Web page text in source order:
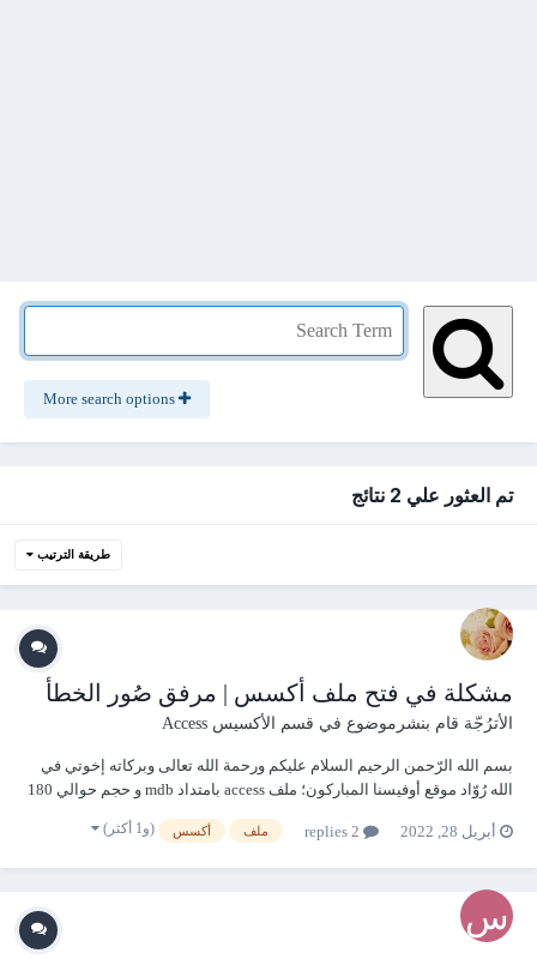
تم العثور علي 2 نتائج
طريقة الترتيب
مشكلة في فتح ملف أكسس | مرفق صُور الخطأ
الأترُجّة قام بنشرموضوع في قسم الأكسيس Access
بسم الله الرّحمن الرحيم السلام عليكم ورحمة الله تعالى وبركاته إخوتي في
الله رُوّاد موقع أوفيسنا المباركون؛ ملف access بامتداد mdb و حجم حوالي 180
غلق الرسالة تظهر الرسالة التالية:...
أبريل 28, 2022 ملف أكسس (و1 أكثر)